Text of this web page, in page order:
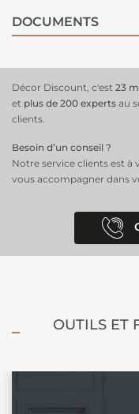
résultat brillant et fidèle à
ajouter une touche
DOCUMENTS
Décor Discount, c'est 23
et plus de 200 experts au
clients.
Besoin d’un conseil ?
Notre service clients est à
vous accompagner dans
OUTILS ET